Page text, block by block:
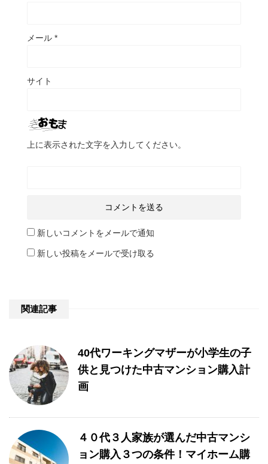
メール *
サイト
上に表示された文字を入力してください。
新しいコメントをメールで通知
新しい投稿をメールで受け取る
関連記事
40代ワーキングマザーが小学生の子
供と見つけた中古マンション購入計
画
４０代３人家族が選んだ中古マンシ
ョン購入３つの条件！マイホーム購